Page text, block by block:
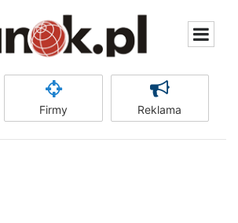
Firmy Reklama